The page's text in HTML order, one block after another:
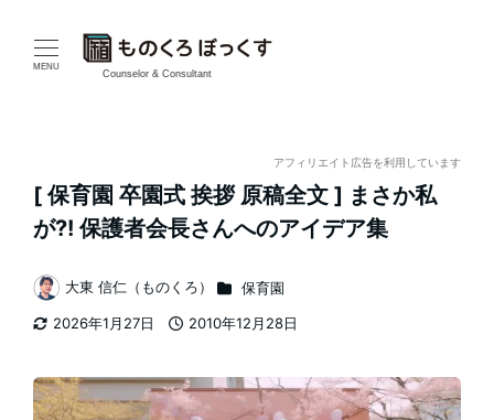
MENU
Counselor & Consultant
アフィリエイト広告を利用しています
[ 保育園 卒園式 挨拶 原稿全文 ] まさか私
が?! 保護者会長さんへのアイデア集
2026年1月27日
2010年12月28日
著
者
大東 信仁（ものくろ） カテゴリー
保育園